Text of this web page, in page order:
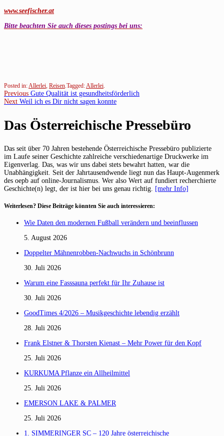
www.seefischer.at
Bitte beachten Sie auch dieses postings bei uns:
Posted in: Allerlei Reisen Tagged: Allerlei
Beitragsnavigation
Previous Previous
post:
Gute Qualität ist gesundheitsförderlich
Next Next
Weil ich es Dir nicht sagen konnte
Das Österreichische Pressebüro
Das seit über 70 Jahren bestehende Österreichische Pressebüro publizierte
im Laufe seiner Geschichte zahlreiche verschiedenartige Druckwerke im
Eigenverlag. Das, was wir uns dabei stets bewahrt hatten, war die
Unabhängigkeit. Seit der Jahrtausendwende liegt nun das Haupt-Augenmerk
des oepb auf online-Journalismus. Wer also Wert auf fundiert recherchierte
Geschichte(n) legt, der ist hier bei uns genau richtig. [mehr Info]
Weiterlesen? Diese Beiträge könnten Sie auch interessieren:
Wie Daten den modernen Fußball verändern und beeinflussen
5. August 2026
Doppelter Mähnenrobben-Nachwuchs in Schönbrunn
30. Juli 2026
Warum eine Fasssauna perfekt für Ihr Zuhause ist
30. Juli 2026
GoodTimes 4/2026 – Musikgeschichte lebendig erzählt
28. Juli 2026
Frank Elstner & Thorsten Kienast – Mehr Power für den Kopf
25. Juli 2026
KURKUMA Pflanze ein Allheilmittel
25. Juli 2026
EMERSON LAKE & PALMER
25. Juli 2026
1. SIMMERINGER SC – 120 Jahre österreichische